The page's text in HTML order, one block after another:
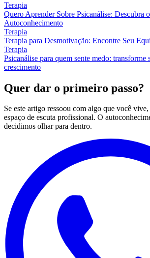
Terapia
Quero Aprender Sobre Psicanálise: Descubra
Autoconhecimento
Terapia
Terapia para Desmotivação: Encontre Seu
Terapia
Psicanálise para quem sente medo: transforme
crescimento
Quer dar o primeiro passo?
Se este artigo ressoou com algo que você
espaço de escuta profissional. O
decidimos olhar para dentro.